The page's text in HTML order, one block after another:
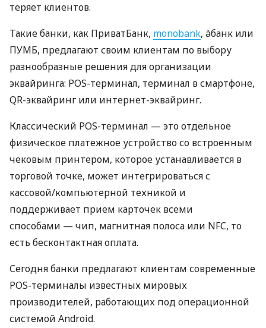
теряет клиентов.
Такие банки, как ПриватБанк, monobank, àбанк или
ПУМБ, предлагают своим клиентам по выбору
разнообразные решения для организации
эквайринга: POS-терминал, терминал в смартфоне,
QR-эквайринг или интернет-эквайринг.
Классический POS-терминал — это отдельное
физическое платежное устройство со встроенным
чековым принтером, которое устанавливается в
торговой точке, может интегрироваться с
кассовой/компьютерной техникой и
поддерживает прием карточек всеми
способами — чип, магнитная полоса или NFC, то
есть бесконтактная оплата.
Сегодня банки предлагают клиентам современные
POS-терминалы известных мировых
производителей, работающих под операционной
системой Android.